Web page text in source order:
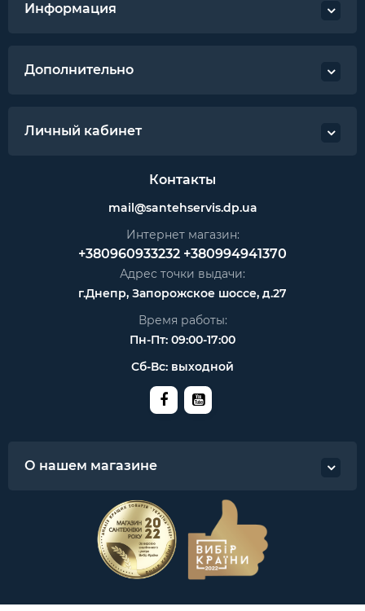
Информация
Дополнительно
Личный кабинет
Контакты
mail@santehservis.dp.ua
Интернет магазин:
+380960933232 +380994941370
Адрес точки выдачи:
г.Днепр, Запорожское шоссе, д.27
Время работы:
Пн-Пт: 09:00-17:00
Сб-Вс: выходной
О нашем магазине